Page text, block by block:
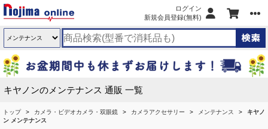
ログイン
新規会員登録(無料)
キヤノンのメンテナンス 通販 一覧
トップ カメラ・ビデオカメラ・双眼鏡 カメラアクセサリー メンテナンス
キヤノ
ン メンテナンス